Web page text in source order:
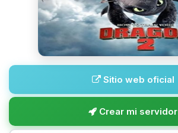
Sitio web oficial
Crear mi servidor